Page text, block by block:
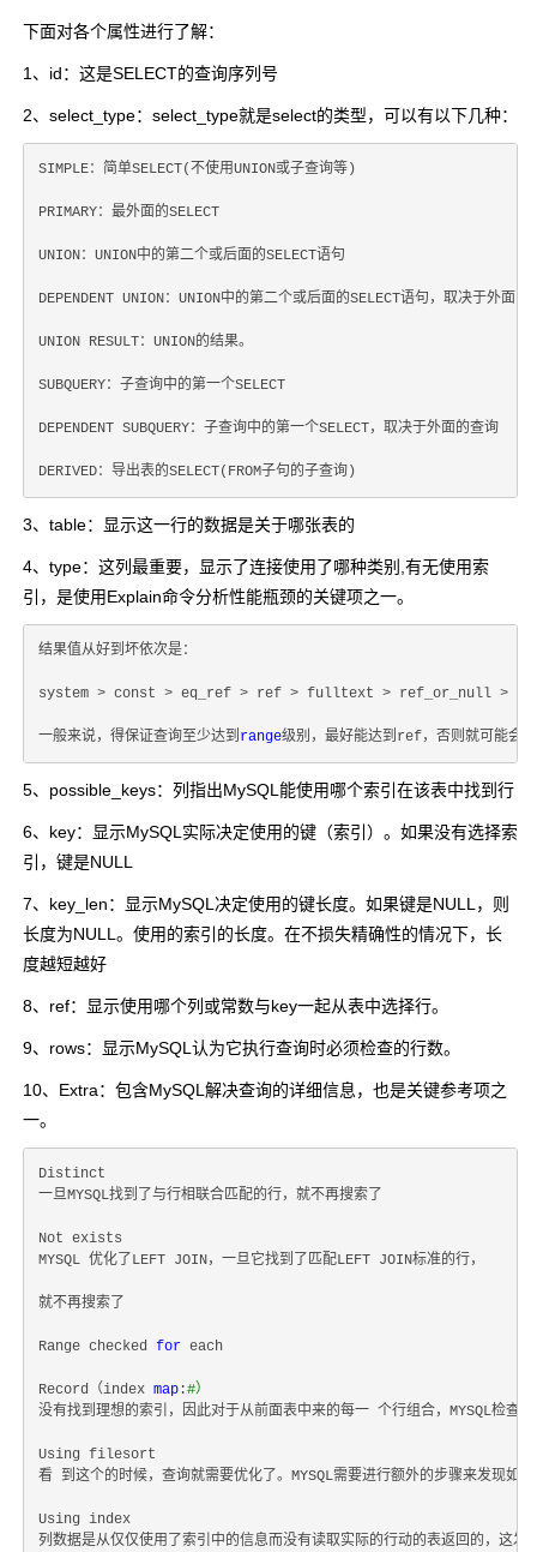
下面对各个属性进行了解：
1、id：这是SELECT的查询序列号
2、select_type：select_type就是select的类型，可以有以下几种：
SIMPLE：简单SELECT(不使用UNION或子查询等)
PRIMARY：最外面的SELECT
UNION：UNION中的第二个或后面的SELECT语句
DEPENDENT UNION：UNION中的第二个或后面的SELECT语句，取决于外面的
UNION RESULT：UNION的结果。
SUBQUERY：子查询中的第一个SELECT
DEPENDENT SUBQUERY：子查询中的第一个SELECT，取决于外面的查询
3、table：显示这一行的数据是关于哪张表的
4、type：这列最重要，显示了连接使用了哪种类别,有无使用索
引，是使用Explain命令分析性能瓶颈的关键项之一。
结果值从好到坏依次是：
system > const > eq_ref > ref > fulltext > ref_or_null >
一般来说，得保证查询至少达到range
5、possible_keys：列指出MySQL能使用哪个索引在该表中找到行
6、key：显示MySQL实际决定使用的键（索引）。如果没有选择索
引，键是NULL
7、key_len：显示MySQL决定使用的键长度。如果键是NULL，则
长度为NULL。使用的索引的长度。在不损失精确性的情况下，长
度越短越好
8、ref：显示使用哪个列或常数与key一起从表中选择行。
9、rows：显示MySQL认为它执行查询时必须检查的行数。
10、Extra：包含MySQL解决查询的详细信息，也是关键参考项之
一。
Distinct
一旦MYSQL找到了与行相联合匹配的行，就不再搜索了
Not exists
MYSQL 优化了LEFT JOIN，一旦它找到了匹配LEFT JOIN标准的行，
就不再搜索了
Range checked for each
Record（index map :#）
没有找到理想的索引，因此对于从前面表中来的每一 个行组合，MYSQL检查
Using filesort
看 到这个的时候，查询就需要优化了。MYSQL需要进行额外的步骤来发现
Using index
列数据是从仅仅使用了索引中的信息而没有读取实际的行动的表返回的，这